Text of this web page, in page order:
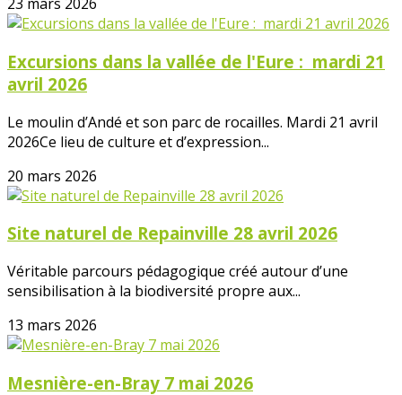
Excursions dans la vallée de l'Eure : mardi 21
avril 2026
Le moulin d’Andé et son parc de rocailles. Mardi 21 avril
2026Ce lieu de culture et d’expression...
20 mars 2026
Site naturel de Repainville 28 avril 2026
Véritable parcours pédagogique créé autour d’une
sensibilisation à la biodiversité propre aux...
13 mars 2026
Mesnière-en-Bray 7 mai 2026